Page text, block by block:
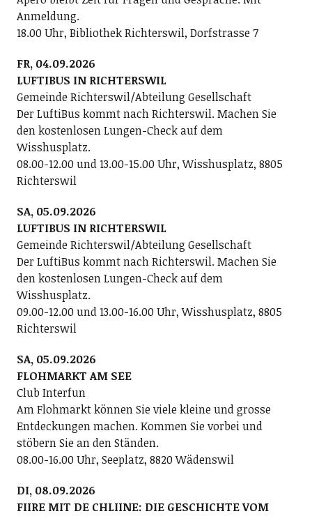
Anmeldung.
18.00 Uhr, Bibliothek Richterswil, Dorfstrasse 7
FR, 04.09.2026
LUFTIBUS IN RICHTERSWIL
Gemeinde Richterswil/Abteilung Gesellschaft
Der LuftiBus kommt nach Richterswil. Machen Sie
den kostenlosen Lungen-Check auf dem
Wisshusplatz.
08.00-12.00 und 13.00-15.00 Uhr, Wisshusplatz, 8805
Richterswil
SA, 05.09.2026
LUFTIBUS IN RICHTERSWIL
Gemeinde Richterswil/Abteilung Gesellschaft
Der LuftiBus kommt nach Richterswil. Machen Sie
den kostenlosen Lungen-Check auf dem
Wisshusplatz.
09.00-12.00 und 13.00-16.00 Uhr, Wisshusplatz, 8805
Richterswil
SA, 05.09.2026
FLOHMARKT AM SEE
Club Interfun
Am Flohmarkt können Sie viele kleine und grosse
Entdeckungen machen. Kommen Sie vorbei und
stöbern Sie an den Ständen.
08.00-16.00 Uhr, Seeplatz, 8820 Wädenswil
DI, 08.09.2026
FIIRE MIT DE CHLIINE: DIE GESCHICHTE VOM